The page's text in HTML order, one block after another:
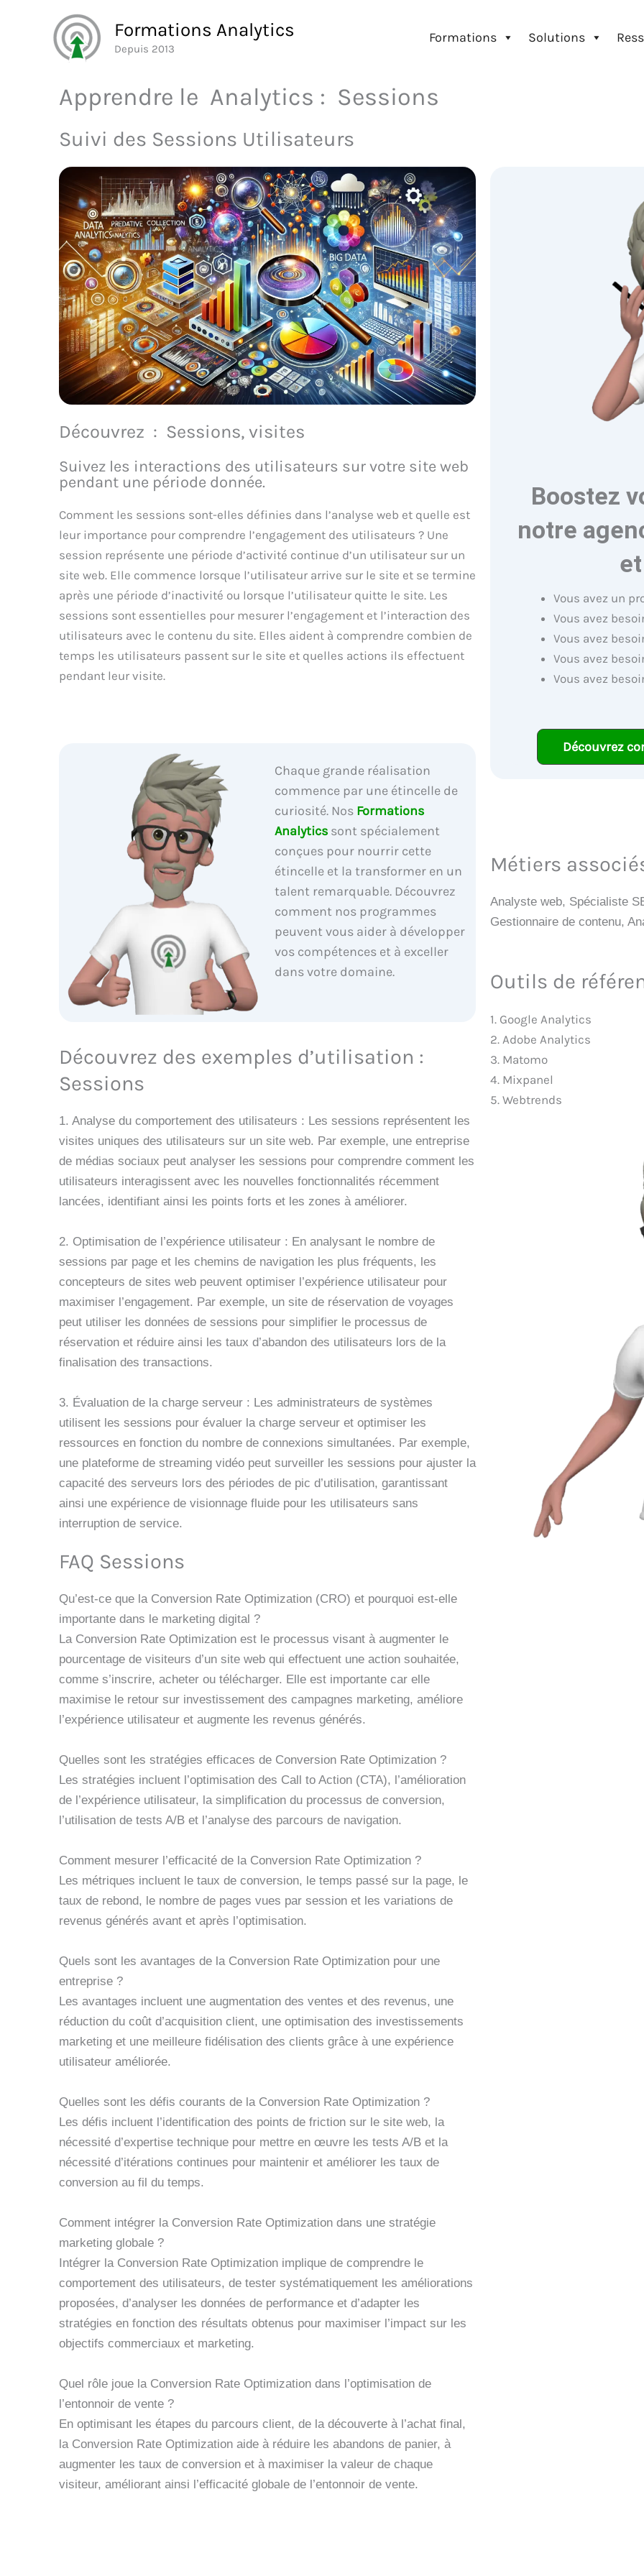
Formations Analytics
Depuis 2013
Formations Solutions
Apprendre le Analytics : Sessions
Suivi des Sessions Utilisateurs
Découvrez : Sessions, visites
Suivez les interactions des utilisateurs sur votre site web
pendant une période donnée.
Comment les sessions sont-elles définies dans l’analyse web et quelle est
leur importance pour comprendre l’engagement des utilisateurs ? Une
session représente une période d’activité continue d’un utilisateur sur un
site web. Elle commence lorsque l’utilisateur arrive sur le site et se termine
après une période d’inactivité ou lorsque l’utilisateur quitte le site. Les
sessions sont essentielles pour mesurer l’engagement et l’interaction des
utilisateurs avec le contenu du site. Elles aident à comprendre combien de
temps les utilisateurs passent sur le site et quelles actions ils effectuent
pendant leur visite.
Chaque grande réalisation
commence par une étincelle de
curiosité. Nos Formations
Analytics sont spécialement
conçues pour nourrir cette
étincelle et la transformer en un
talent remarquable. Découvrez
comment nos programmes
peuvent vous aider à développer
vos compétences et à exceller
dans votre domaine.
Découvrez des exemples d’utilisation :
Sessions
1. Analyse du comportement des utilisateurs : Les sessions représentent les
visites uniques des utilisateurs sur un site web. Par exemple, une entreprise
de médias sociaux peut analyser les sessions pour comprendre comment les
utilisateurs interagissent avec les nouvelles fonctionnalités récemment
lancées, identifiant ainsi les points forts et les zones à améliorer.
2. Optimisation de l’expérience utilisateur : En analysant le nombre de
sessions par page et les chemins de navigation les plus fréquents, les
concepteurs de sites web peuvent optimiser l’expérience utilisateur pour
maximiser l’engagement. Par exemple, un site de réservation de voyages
peut utiliser les données de sessions pour simplifier le processus de
réservation et réduire ainsi les taux d’abandon des utilisateurs lors de la
finalisation des transactions.
3. Évaluation de la charge serveur : Les administrateurs de systèmes
utilisent les sessions pour évaluer la charge serveur et optimiser les
ressources en fonction du nombre de connexions simultanées. Par exemple,
une plateforme de streaming vidéo peut surveiller les sessions pour ajuster la
capacité des serveurs lors des périodes de pic d’utilisation, garantissant
ainsi une expérience de visionnage fluide pour les utilisateurs sans
interruption de service.
FAQ Sessions
Qu’est-ce que la Conversion Rate Optimization (CRO) et pourquoi est-elle
importante dans le marketing digital ?
La Conversion Rate Optimization est le processus visant à augmenter le
pourcentage de visiteurs d’un site web qui effectuent une action souhaitée,
comme s’inscrire, acheter ou télécharger. Elle est importante car elle
maximise le retour sur investissement des campagnes marketing, améliore
l’expérience utilisateur et augmente les revenus générés.
Quelles sont les stratégies efficaces de Conversion Rate Optimization ?
Les stratégies incluent l’optimisation des Call to Action (CTA), l’amélioration
de l’expérience utilisateur, la simplification du processus de conversion,
l’utilisation de tests A/B et l’analyse des parcours de navigation.
Comment mesurer l’efficacité de la Conversion Rate Optimization ?
Les métriques incluent le taux de conversion, le temps passé sur la page, le
taux de rebond, le nombre de pages vues par session et les variations de
revenus générés avant et après l’optimisation.
Quels sont les avantages de la Conversion Rate Optimization pour une
entreprise ?
Les avantages incluent une augmentation des ventes et des revenus, une
réduction du coût d’acquisition client, une optimisation des investissements
marketing et une meilleure fidélisation des clients grâce à une expérience
utilisateur améliorée.
Quelles sont les défis courants de la Conversion Rate Optimization ?
Les défis incluent l’identification des points de friction sur le site web, la
nécessité d’expertise technique pour mettre en œuvre les tests A/B et la
nécessité d’itérations continues pour maintenir et améliorer les taux de
conversion au fil du temps.
Comment intégrer la Conversion Rate Optimization dans une stratégie
marketing globale ?
Intégrer la Conversion Rate Optimization implique de comprendre le
comportement des utilisateurs, de tester systématiquement les améliorations
proposées, d’analyser les données de performance et d’adapter les
stratégies en fonction des résultats obtenus pour maximiser l’impact sur les
objectifs commerciaux et marketing.
Quel rôle joue la Conversion Rate Optimization dans l’optimisation de
l’entonnoir de vente ?
En optimisant les étapes du parcours client, de la découverte à l’achat final,
la Conversion Rate Optimization aide à réduire les abandons de panier, à
augmenter les taux de conversion et à maximiser la valeur de chaque
visiteur, améliorant ainsi l’efficacité globale de l’entonnoir de vente.
Boostez
notre
Vous avez un
Vous avez
Vous avez
Vous avez
Vous avez
Découvrez
Métiers
Analyste web, Spécialiste
Gestionnaire de contenu,
Outils de
1. Google Analytics
2. Adobe Analytics
3. Matomo
4. Mixpanel
5. Webtrends